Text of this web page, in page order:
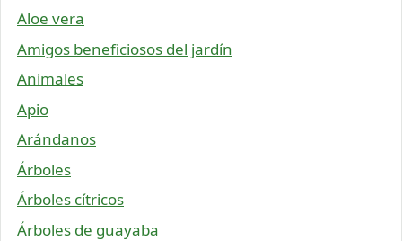
Aloe vera
Amigos beneficiosos del jardín
Animales
Apio
Arándanos
Árboles
Árboles cítricos
Árboles de guayaba